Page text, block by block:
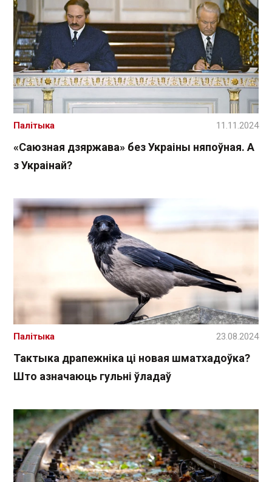
«Саюзная дзяржава» без Украіны няпоўная. А
з Украінай?
Палітыка 11.11.2024
Тактыка драпежніка ці новая шматхадоўка?
Што азначаюць гульні ўладаў
Палітыка 23.08.2024